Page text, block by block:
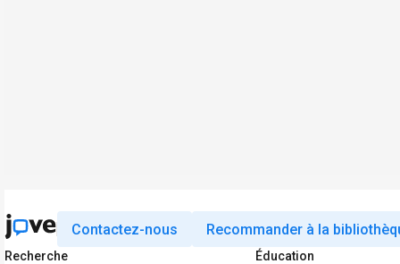
Contactez-nous Recommander à la
Recherche
Éducation